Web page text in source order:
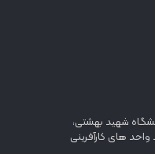
شهید بهشتی،
های کارآفرینی